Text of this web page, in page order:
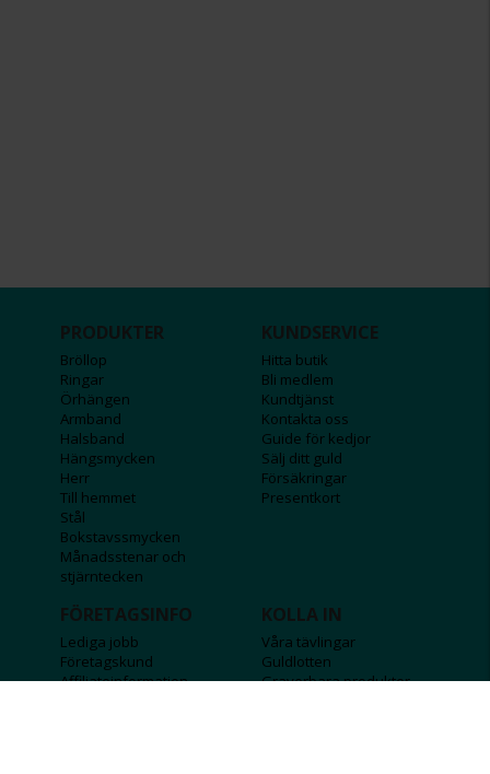
PRODUKTER
Bröllop
Ringar
Örhängen
Armband
Halsband
Hängsmycken
Herr
Till hemmet
Stål
Bokstavssmycken
Månadsstenar och
stjärntecken
KUNDSERVICE
Hitta butik
Bli medlem
Kundtjänst
Kontakta oss
Guide för kedjor
Sälj ditt guld
Försäkringar
Presentkort
FÖRETAGSINFO
Lediga jobb
Företagskund
Affiliateinformation
KOLLA IN
Våra tävlingar
Guldlotten
Graverbara produkter